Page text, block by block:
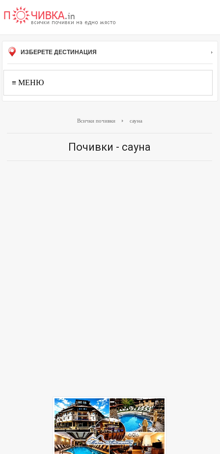
ИЗБЕРЕТЕ ДЕСТИНАЦИЯ
≡ МЕНЮ
Всички почивки сауна
Почивки - сауна